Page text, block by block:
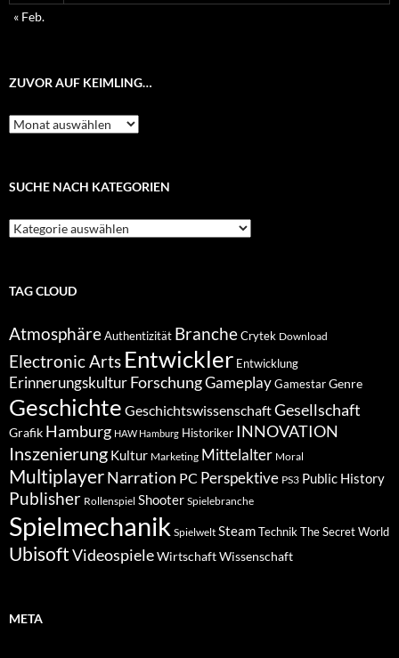
« Feb.
ZUVOR AUF KEIMLING…
Zuvor
auf
SUCHE NACH KATEGORIEN
Suche
nach
TAG CLOUD
Atmosphäre Authentizität Branche Crytek Download
Electronic Arts Entwickler Entwicklung
Erinnerungskultur ForschungGameplay Gamestar Genre
Geschichte GeschichtswissenschaftGesellschaft
Grafik Hamburg HAW Hamburg Historiker INNOVATION
Inszenierung Kultur Marketing Mittelalter Moral
MultiplayerNarration PC Perspektive PS3 Public History
Publisher Rollenspiel Shooter Spielebranche
Spielmechanik Spielwelt Steam Technik The Secret World
UbisoftVideospieleWirtschaftWissenschaft
META